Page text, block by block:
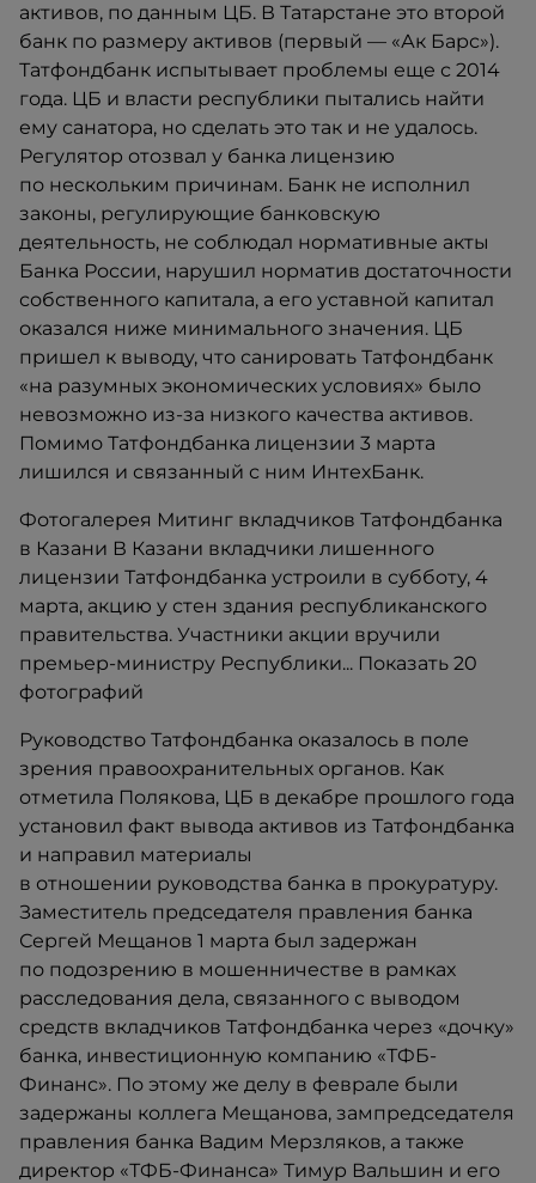
активов, по данным ЦБ. В Татарстане это второй
банк по размеру активов (первый — «Ак Барс»).​
Татфондбанк испытывает проблемы еще с 2014
года. ЦБ и власти республики пытались найти
ему санатора, но сделать это так и не удалось.
Регулятор отозвал у банка лицензию
по нескольким причинам. Банк не исполнил
законы, регулирующие банковскую
деятельность, не соблюдал нормативные акты
Банка России, нарушил норматив достаточности
собственного капитала, а его уставной капитал
оказался ниже минимального значения. ЦБ
пришел к выводу, что санировать Татфондбанк
«на разумных экономических условиях» было
невозможно из-за низкого качества активов.
Помимо Татфондбанка лицензии 3 марта
лишился и связанный с ним ИнтехБанк.​
Фотогалерея Митинг вкладчиков Татфондбанка
в Казани В Казани вкладчики лишенного
лицензии Татфондбанка устроили в субботу, 4
марта, акцию у стен здания республиканского
правительства. Участники акции вручили
премьер-министру Республики... Показать 20
фотографий
Руководство Татфондбанка оказалось в поле
зрения правоохранительных органов. Как
отметила Полякова, ЦБ в декабре прошлого года
установил факт вывода активов из Татфондбанка
и направил материалы
в отношении руководства банка в прокуратуру.
Заместитель председателя правления банка
Сергей Мещанов 1 марта был задержан
по подозрению в мошенничестве в рамках
расследования дела, связанного с выводом
средств вкладчиков Татфондбанка через «дочку»
банка, инвестиционную компанию «ТФБ-
Финанс». По этому же делу в феврале были
задержаны коллега Мещанова, зампредседателя
правления банка Вадим Мерзляков, а также
директор «ТФБ-Финанса» Тимур Вальшин и его